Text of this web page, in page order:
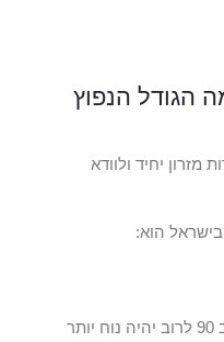
הגודל הנפוץ
מזרון יחיד ולוודא
בישראל הוא:
אם יש לכם מקום, מזרון ברוחב 90 לרוב יהיה נוח יותר